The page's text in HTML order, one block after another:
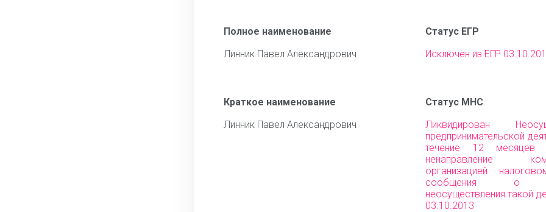
Полное наименование
Линник Павел Александрович
Статус ЕГР
Исключен из ЕГР
Краткое наименование
Линник Павел Александрович
Статус МНС
Ликвидирован
предпринимательской
течение 12 месяцев
ненаправление
организацией
сообщения о
неосуществления такой
03.10.2013